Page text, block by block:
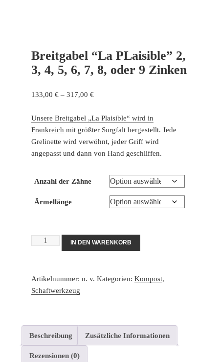
Breitgabel “La PLaisible” 2,
3, 4, 5, 6, 7, 8, oder 9 Zinken
133,00 € – 317,00 €Preisspanne:
bis
317,00 €
Unsere Breitgabel „La Plaisible“ wird in
Frankreich mit größter Sorgfalt hergestellt. Jede
Grelinette wird verwöhnt, jeder Griff wird
angepasst und dann von Hand geschliffen.
Anzahl der Zähne
Ärmellänge
Breitgabel
2,
3,
7,
8,
oder
IN DEN WARENKORB
Artikelnummer: n. v. Kategorien: Kompost,
Schaftwerkzeug
Beschreibung Zusätzliche Informationen
Rezensionen (0)